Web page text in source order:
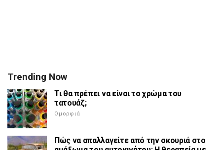
Trending Now
Τι θα πρέπει να είναι το χρώμα του
τατουάζ;
Ομορφιά
Πώς να απαλλαγείτε από την σκουριά στο